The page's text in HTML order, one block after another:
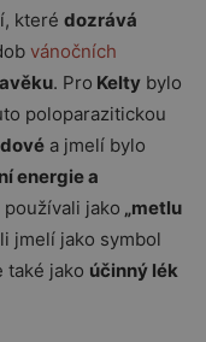
které dozrává
vánočních
. Pro Kelty bylo
poloparazitickou
a jmelí bylo
energie a
jako „metlu
jmelí jako symbol
také jako účinný lék